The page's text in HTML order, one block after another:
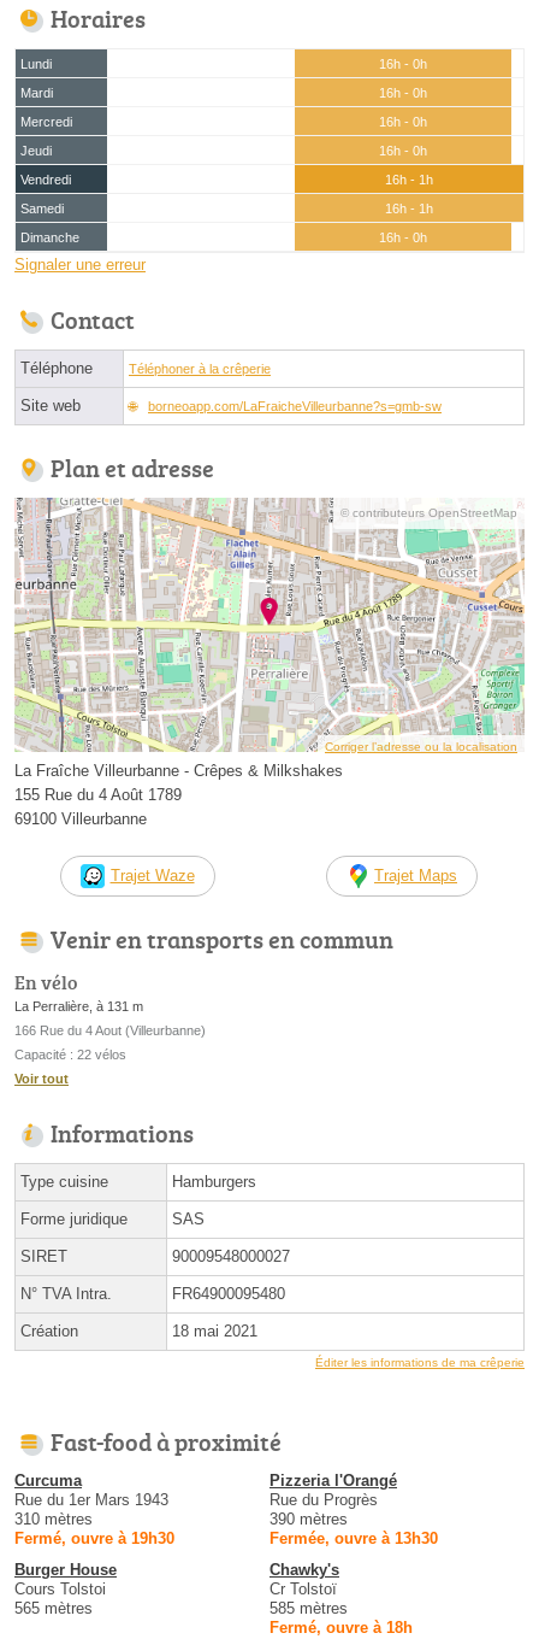
Horaires
Lundi
16h - 0h
Mardi
16h - 0h
Mercredi
16h - 0h
Jeudi
16h - 0h
Vendredi
16h - 1h
Samedi
16h - 1h
Dimanche
16h - 0h
Signaler une erreur
Contact
Téléphone Téléphoner à la crêperie
Site web borneoapp.com/LaFraicheVilleurbanne?s=gmb-sw
Plan et adresse
© contributeurs OpenStreetMap
Corriger l’adresse ou la localisation
La Fraîche Villeurbanne - Crêpes & Milkshakes
155 Rue du 4 Août 1789
69100 Villeurbanne
Trajet Waze Trajet Maps
Venir en transports en commun
En vélo
La Perralière, à 131 m
166 Rue du 4 Aout (Villeurbanne)
Capacité : 22 vélos
Voir tout
Informations
Type cuisine Hamburgers
Forme juridique SAS
SIRET 90009548000027
N° TVA Intra. FR64900095480
Création 18 mai 2021
Éditer les informations de ma crêperie
Fast-food à proximité
Curcuma
Rue du 1er Mars 1943
310 mètres
Fermé, ouvre à 19h30
Pizzeria l'Orangé
Rue du Progrès
390 mètres
Fermée, ouvre à 13h30
Burger House
Cours Tolstoi
565 mètres
Chawky's
Cr Tolstoï
585 mètres
Fermé, ouvre à 18h